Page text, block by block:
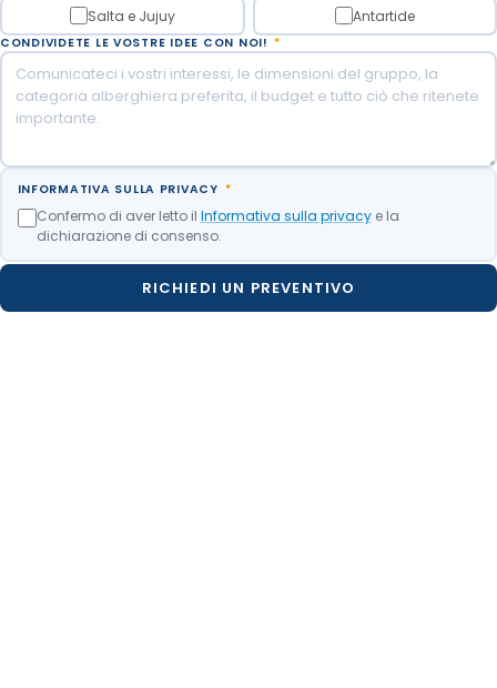
Salta e Jujuy Antartide
CONDIVIDETE LE VOSTRE IDEE CON NOI! *
INFORMATIVA SULLA PRIVACY *
Confermo di aver letto il Informativa sulla privacye la
dichiarazione di consenso.
RICHIEDI UN PREVENTIVO